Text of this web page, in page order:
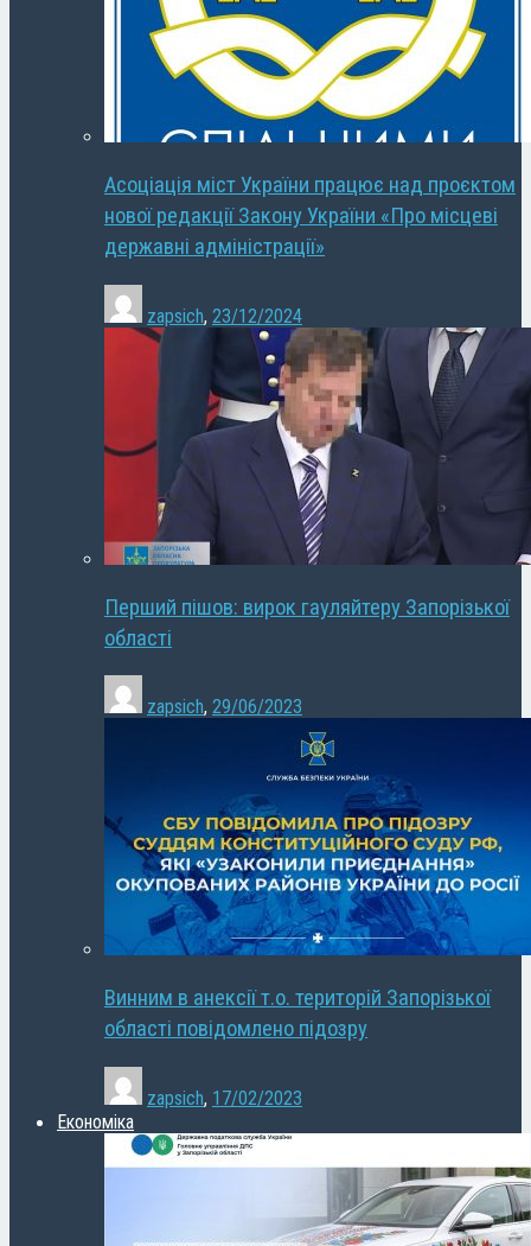
Асоціація міст України працює над проєктом
нової редакції Закону України «Про місцеві
державні адміністрації»
zapsich, 23/12/2024
Перший пішов: вирок гауляйтеру Запорізької
області
zapsich, 29/06/2023
Винним в анексії т.о. територій Запорізької
області повідомлено підозру
zapsich, 17/02/2023
Економіка